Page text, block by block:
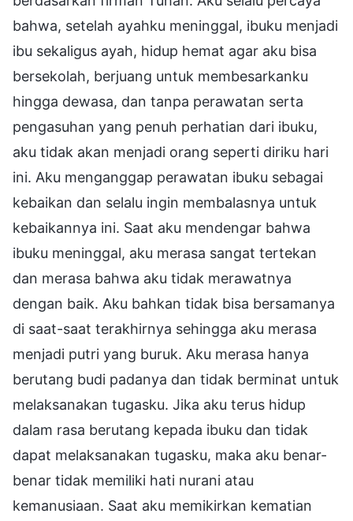
bahwa, setelah ayahku meninggal, ibuku menjadi
ibu sekaligus ayah, hidup hemat agar aku bisa
bersekolah, berjuang untuk membesarkanku
hingga dewasa, dan tanpa perawatan serta
pengasuhan yang penuh perhatian dari ibuku,
aku tidak akan menjadi orang seperti diriku hari
ini. Aku menganggap perawatan ibuku sebagai
kebaikan dan selalu ingin membalasnya untuk
kebaikannya ini. Saat aku mendengar bahwa
ibuku meninggal, aku merasa sangat tertekan
dan merasa bahwa aku tidak merawatnya
dengan baik. Aku bahkan tidak bisa bersamanya
di saat-saat terakhirnya sehingga aku merasa
menjadi putri yang buruk. Aku merasa hanya
berutang budi padanya dan tidak berminat untuk
melaksanakan tugasku. Jika aku terus hidup
dalam rasa berutang kepada ibuku dan tidak
dapat melaksanakan tugasku, maka aku benar-
benar tidak memiliki hati nurani atau
kemanusiaan. Saat aku memikirkan kematian